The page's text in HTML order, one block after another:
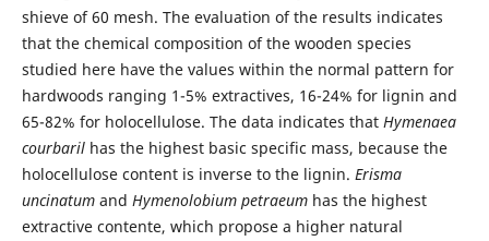
shieve of 60 mesh. The evaluation of the results indicates
that the chemical composition of the wooden species
studied here have the values within the normal pattern for
hardwoods ranging 1-5% extractives, 16-24% for lignin and
65-82% for holocellulose. The data indicates that Hymenaea
courbaril has the highest basic specific mass, because the
holocellulose content is inverse to the lignin. Erisma
uncinatum and Hymenolobium petraeum has the highest
extractive contente, which propose a higher natural